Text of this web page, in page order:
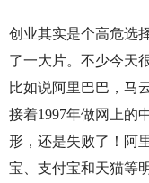
创业其实是个高危选
了一大片。不少今天
比如说阿里巴巴，马
接着1997年做网上的
形，还是失败了！阿
宝、支付宝和天猫等